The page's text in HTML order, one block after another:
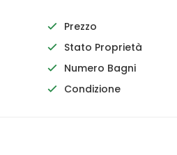
Prezzo
Stato Proprietà
Numero Bagni
Condizione